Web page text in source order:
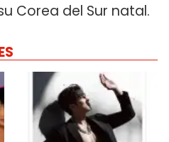
Corea del Sur natal.